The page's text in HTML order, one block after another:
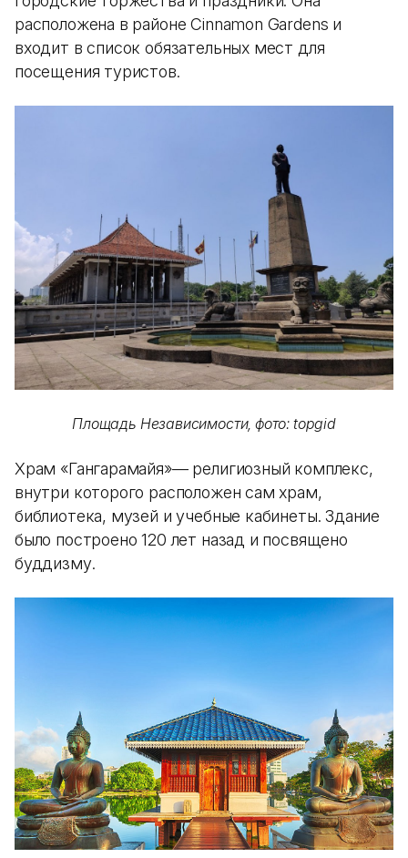
расположена в районе Cinnamon Gardens и
входит в список обязательных мест для
посещения туристов.
Площадь Независимости, фото: topgid
Храм «Гангарамайя»— религиозный комплекс,
внутри которого расположен сам храм,
библиотека, музей и учебные кабинеты. Здание
было построено 120 лет назад и посвящено
буддизму.